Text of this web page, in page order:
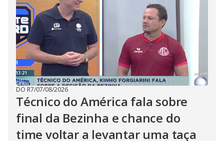
DO R7/07/08/2026
Técnico do América fala sobre
final da Bezinha e chance do
time voltar a levantar uma taça